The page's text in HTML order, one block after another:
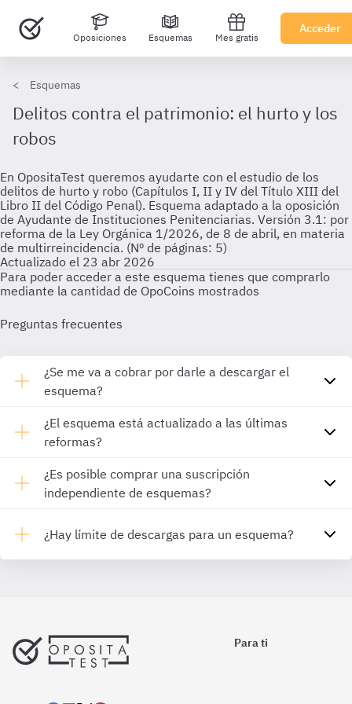
Oposiciones Esquemas Mes gratis
Acceder
Esquemas
Delitos contra el patrimonio: el hurto y los
robos
En OpositaTest queremos ayudarte con el estudio de los
delitos de hurto y robo (Capítulos I, II y IV del Título XIII del
Libro II del Código Penal). Esquema adaptado a la oposición
de Ayudante de Instituciones Penitenciarias. Versión 3.1: por
reforma de la Ley Orgánica 1/2026, de 8 de abril, en materia
de multirreincidencia. (Nº de páginas: 5)
Actualizado el 23 abr 2026
Para poder acceder a este esquema tienes que comprarlo
mediante la cantidad de OpoCoins mostrados
Preguntas frecuentes
¿Se me va a cobrar por darle a descargar el
esquema?
¿El esquema está actualizado a las últimas
reformas?
¿Es posible comprar una suscripción
independiente de esquemas?
¿Hay límite de descargas para un esquema?
Para ti